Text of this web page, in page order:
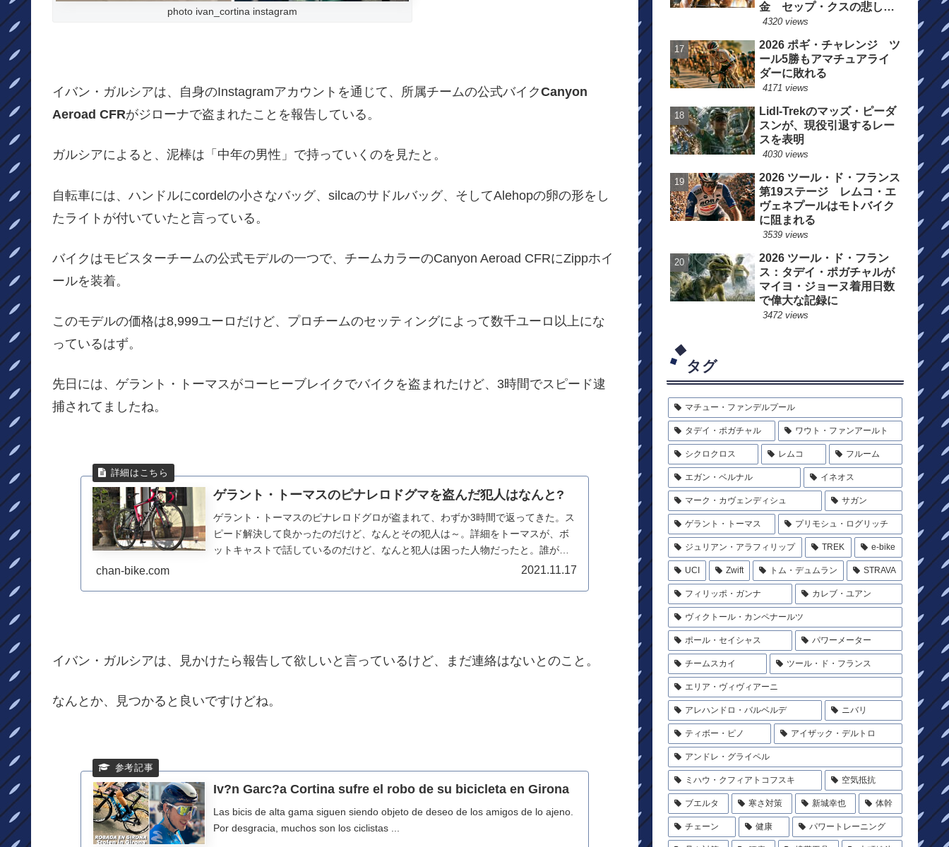
photo ivan_cortina instagram
イバン・ガルシアは、自身のInstagramアカウントを通じて、所属チームの公式バイクCanyon
Aeroad CFRがジローナで盗まれたことを報告している。
ガルシアによると、泥棒は「中年の男性」で持っていくのを見たと。
自転車には、ハンドルにcordelの小さなバッグ、silcaのサドルバッグ、そしてAlehopの卵の形をし
たライトが付いていたと言っている。
バイクはモビスターチームの公式モデルの一つで、チームカラーのCanyon Aeroad CFRにZippホイ
ールを装着。
このモデルの価格は8,999ユーロだけど、プロチームのセッティングによって数千ユーロ以上にな
っているはず。
先日には、ゲラント・トーマスがコーヒーブレイクでバイクを盗まれたけど、3時間でスピード逮
捕されてましたね。
ゲラント・トーマスのピナレロドグマを盗んだ犯人はなんと?
ゲラント・トーマスのピナレロドグロが盗まれて、わずか3時間で返ってきた。ス
ピード解決して良かったのだけど、なんとその犯人は～。詳細をトーマスが、ボ
ットキャストで話しているのだけど、なんと犯人は困った人物だったと。誰がト
chan-bike.com 2021.11.17
イバン・ガルシアは、見かけたら報告して欲しいと言っているけど、まだ連絡はないとのこと。
なんとか、見つかると良いですけどね。
Iv?n Garc?a Cortina sufre el robo de su bicicleta en Girona
Las bicis de alta gama siguen siendo objeto de deseo de los amigos de lo ajeno.
Por desgracia, muchos son los ciclistas ...
金 セップ・クスの悲しい
一日
4320 views
2026 ポギ・チャレンジ ツ
ール5勝もアマチュアライ
ダーに敗れる
4171 views
Lidl-Trekのマッズ・ピーダ
スンが、現役引退するレー
スを表明
4030 views
2026 ツール・ド・フランス
第19ステージ レムコ・エ
ヴェネプールはモトバイク
に阻まれる
3539 views
2026 ツール・ド・フラン
ス：タデイ・ポガチャルが
マイヨ・ジョーヌ着用日数
で偉大な記録に
3472 views
タグ
マチュー・ファンデルプール
タデイ・ポガチャル ワウト・ファンアールト
シクロクロス レムコ フルーム
エガン・ベルナル イネオス
マーク・カヴェンディシュ サガン
ゲラント・トーマス プリモシュ・ログリッチ
ジュリアン・アラフィリップ TREK e-bike
UCI Zwift トム・デュムラン STRAVA
フィリッポ・ガンナ カレブ・ユアン
ヴィクトール・カンペナールツ
ポール・セイシャス パワーメーター
チームスカイ ツール・ド・フランス
エリア・ヴィヴィアーニ
アレハンドロ・バルベルデ ニバリ
ティボー・ピノ アイザック・デルトロ
アンドレ・グライペル
ミハウ・クフィアトコフスキ 空気抵抗
ブエルタ 寒さ対策 新城幸也 体幹
チェーン 健康 パワートレーニング